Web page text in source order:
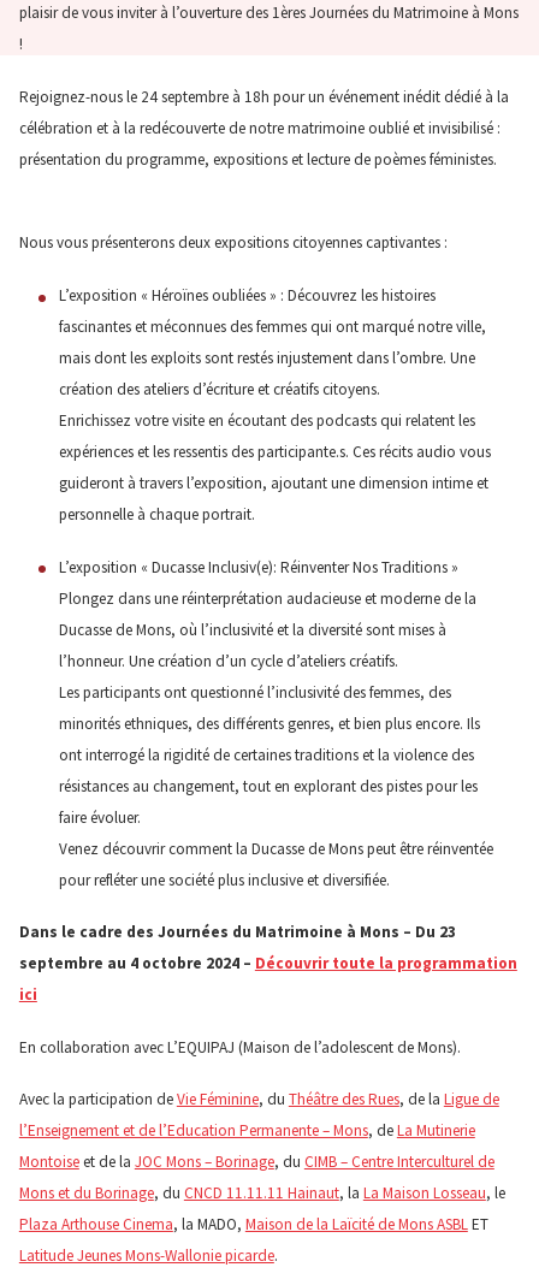
plaisir de vous inviter à l’ouverture des 1ères Journées du Matrimoine à Mons
!
Rejoignez-nous le 24 septembre à 18h pour un événement inédit dédié à la
célébration et à la redécouverte de notre matrimoine oublié et invisibilisé :
présentation du programme, expositions et lecture de poèmes féministes.
Nous vous présenterons deux expositions citoyennes captivantes :
L’exposition « Héroïnes oubliées » : Découvrez les histoires
fascinantes et méconnues des femmes qui ont marqué notre ville,
mais dont les exploits sont restés injustement dans l’ombre. Une
création des ateliers d’écriture et créatifs citoyens.
Enrichissez votre visite en écoutant des podcasts qui relatent les
expériences et les ressentis des participante.s. Ces récits audio vous
guideront à travers l’exposition, ajoutant une dimension intime et
personnelle à chaque portrait.
L’exposition « Ducasse Inclusiv(e): Réinventer Nos Traditions »
Plongez dans une réinterprétation audacieuse et moderne de la
Ducasse de Mons, où l’inclusivité et la diversité sont mises à
l’honneur. Une création d’un cycle d’ateliers créatifs.
Les participants ont questionné l’inclusivité des femmes, des
minorités ethniques, des différents genres, et bien plus encore. Ils
ont interrogé la rigidité de certaines traditions et la violence des
résistances au changement, tout en explorant des pistes pour les
faire évoluer.
Venez découvrir comment la Ducasse de Mons peut être réinventée
pour refléter une société plus inclusive et diversifiée.
Dans le cadre des Journées du Matrimoine à Mons – Du 23
septembre au 4 octobre 2024 – Découvrir toute la programmation
ici
En collaboration avec L’EQUIPAJ (Maison de l’adolescent de Mons).
Avec la participation deVie Féminine, du Théâtre des Rues, de la Ligue de
l’Enseignement et de l’Education Permanente – Mons, deLa Mutinerie
Montoiseet de la JOC Mons – Borinage, du CIMB – Centre Interculturel de
Mons et du Borinage, du CNCD 11.11.11 Hainaut, la La Maison Losseau, le
Plaza Arthouse Cinema, la MADO, Maison de la Laïcité de Mons ASBLET
Latitude Jeunes Mons-Wallonie picarde.